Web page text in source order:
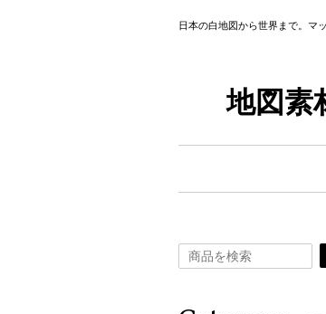
日本の白地図から世界まで。マ
地図素